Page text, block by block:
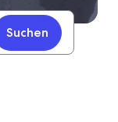
Suchen